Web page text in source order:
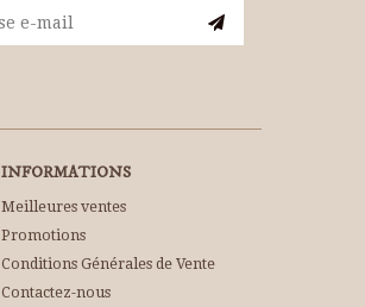
INFORMATIONS
Meilleures ventes
Promotions
Conditions Générales de Vente
Contactez-nous